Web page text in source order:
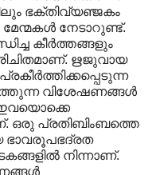
ഭക്തിവ്യഞ്ജകം
നേടാറുണ്ട്.
കീർത്തങ്ങളും
ഋജുവായ
വിശേഷണങ്ങൾ
പ്രതിബിംബത്തെ
ഭാവരൂപഭദ്രത
നിന്നാണ്.